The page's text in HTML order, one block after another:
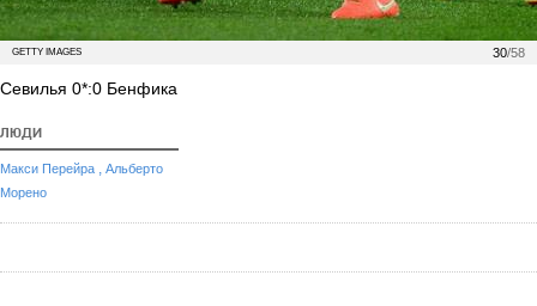
30/58
GETTY IMAGES
Севилья 0*:0 Бенфика
ЛЮДИ
Макси Перейра , Альберто
Морено